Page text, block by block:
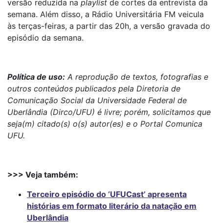
versão reduzida na playlist de cortes da entrevista da
semana. Além disso, a Rádio Universitária FM veicula
às terças-feiras, a partir das 20h, a versão gravada do
episódio da semana.
Política de uso: A reprodução de textos, fotografias e
outros conteúdos publicados pela Diretoria de
Comunicação Social da Universidade Federal de
Uberlândia (Dirco/UFU) é livre; porém, solicitamos que
seja(m) citado(s) o(s) autor(es) e o Portal Comunica
UFU.
>>> Veja também:
Terceiro episódio do ‘UFUCast’ apresenta
histórias em formato literário da natação em
Uberlândia